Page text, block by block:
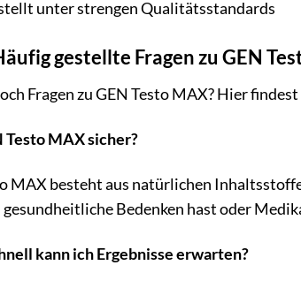
unter strengen Qualitätsstandards
gestellte Fragen zu GEN
Fragen zu GEN Testo MAX? Hier
Testo MAX sicher?
MAX besteht aus natürlichen
gesundheitliche Bedenken hast oder
kann ich Ergebnisse erwarten?